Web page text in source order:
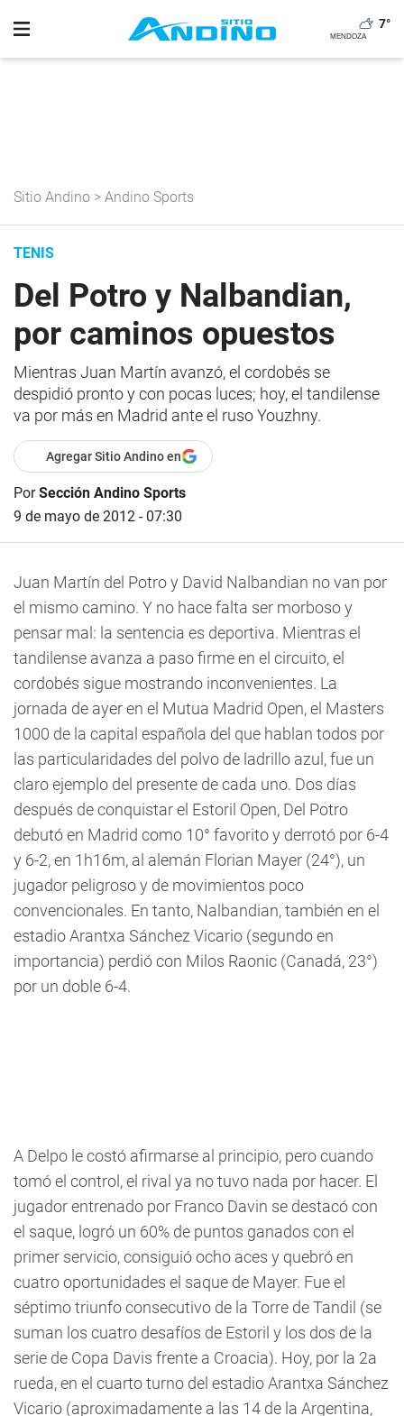
7°
Sitio Andino > Andino Sports
TENIS
Del Potro y Nalbandian,
por caminos opuestos
Mientras Juan Martín avanzó, el cordobés se
despidió pronto y con pocas luces; hoy, el tandilense
va por más en Madrid ante el ruso Youzhny.
Agregar Sitio Andino en
PorSección Andino Sports
9 de mayo de 2012 - 07:30
Juan Martín del Potro y David Nalbandian no van por
el mismo camino. Y no hace falta ser morboso y
pensar mal: la sentencia es deportiva. Mientras el
tandilense avanza a paso firme en el circuito, el
cordobés sigue mostrando inconvenientes. La
jornada de ayer en el Mutua Madrid Open, el Masters
1000 de la capital española del que hablan todos por
las particularidades del polvo de ladrillo azul, fue un
claro ejemplo del presente de cada uno. Dos días
después de conquistar el Estoril Open, Del Potro
debutó en Madrid como 10° favorito y derrotó por 6-4
y 6-2, en 1h16m, al alemán Florian Mayer (24°), un
jugador peligroso y de movimientos poco
convencionales. En tanto, Nalbandian, también en el
estadio Arantxa Sánchez Vicario (segundo en
importancia) perdió con Milos Raonic (Canadá, 23°)
por un doble 6-4.
A Delpo le costó afirmarse al principio, pero cuando
tomó el control, el rival ya no tuvo nada por hacer. El
jugador entrenado por Franco Davin se destacó con
el saque, logró un 60% de puntos ganados con el
primer servicio, consiguió ocho aces y quebró en
cuatro oportunidades el saque de Mayer. Fue el
séptimo triunfo consecutivo de la Torre de Tandil (se
suman los cuatro desafíos de Estoril y los dos de la
serie de Copa Davis frente a Croacia). Hoy, por la 2a
rueda, en el cuarto turno del estadio Arantxa Sánchez
Vicario (aproximadamente a las 14 de la Argentina,